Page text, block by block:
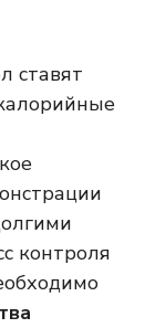
ставят
контроля